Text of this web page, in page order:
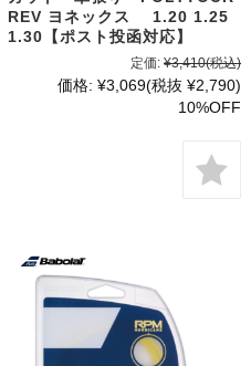
REV ヨネックス 1.20 1.25
1.30【ポスト投函対応】
定価: ¥3,410(税込)
価格: ¥3,069(税抜 ¥2,790)
10%OFF